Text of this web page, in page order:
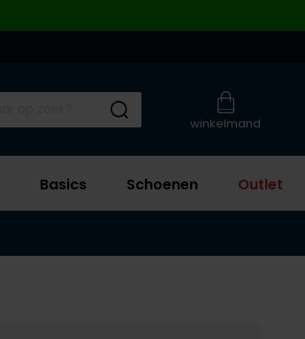
winkelmand
Submit search
Basics Schoenen Outlet